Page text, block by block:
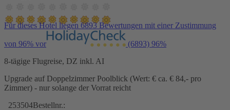
Für dieses Hotel liegen 6893 Bewertungen mit einer Zustimmung
von 96% vor (6893) 96%
8-tägige Flugreise, DZ inkl. AI
Upgrade auf Doppelzimmer Poolblick (Wert: € ca. € 84,- pro
Zimmer) - nur solange der Vorrat reicht
253504Bestellnr.: